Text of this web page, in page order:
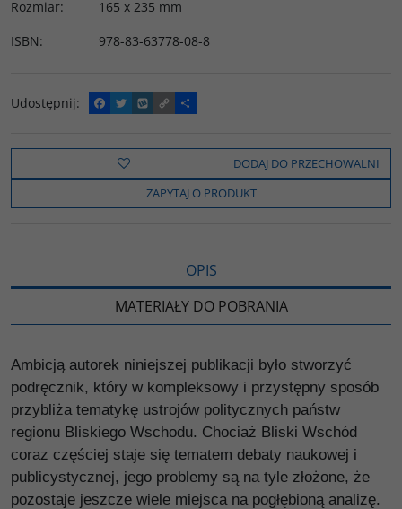
Rozmiar:
165 x 235 mm
ISBN: 978-83-63778-08-8
Udostępnij:
F
a
e
o
k
T
w
t
t
e
W
y
o
C
o
y
i
n
k
P
o
z
e
l
s
DODAJ DO PRZECHOWALNI
ZAPYTAJ O PRODUKT
OPIS
MATERIAŁY DO POBRANIA
Ambicją autorek niniejszej publikacji było stworzyć
podręcznik, który w kompleksowy i przystępny sposób
przybliża tematykę ustrojów politycznych państw
regionu Bliskiego Wschodu. Chociaż Bliski Wschód
coraz częściej staje się tematem debaty naukowej i
publicystycznej, jego problemy są na tyle złożone, że
pozostaje jeszcze wiele miejsca na pogłębioną analizę.